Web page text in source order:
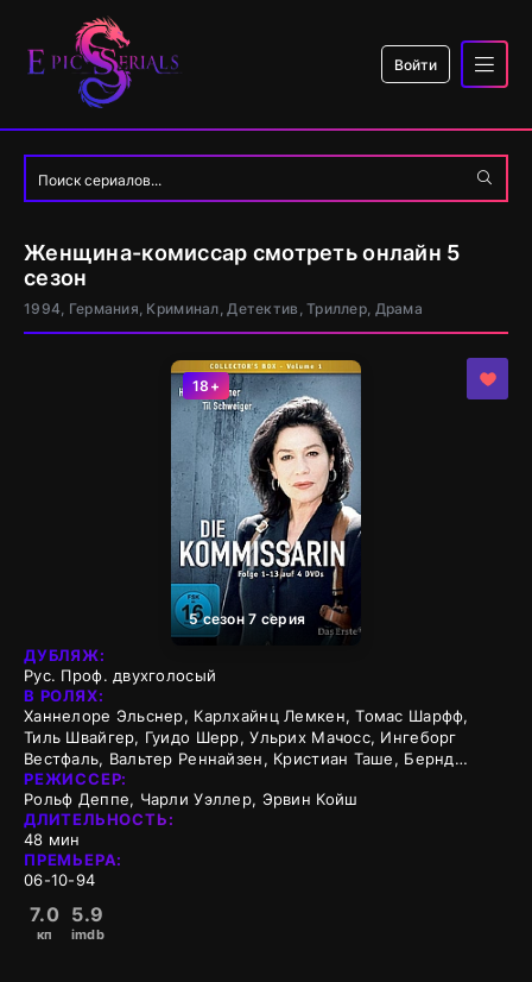
Войти
Женщина-комиссар смотреть онлайн 5
сезон
1994, Германия, Криминал, Детектив, Триллер, Драма
18+
5 сезон 7 серия
ДУБЛЯЖ:
Рус. Проф. двухголосый
В РОЛЯХ:
Ханнелоре Эльснер, Карлхайнц Лемкен, Томас Шарфф,
Тиль Швайгер, Гуидо Шерр, Ульрих Мачосс, Ингеборг
Вестфаль, Вальтер Реннайзен, Кристиан Таше, Бернд
Таубер
РЕЖИССЕР:
Рольф Деппе, Чарли Уэллер, Эрвин Койш
ДЛИТЕЛЬНОСТЬ:
48 мин
ПРЕМЬЕРА:
06-10-94
7.0
кп
5.9
imdb